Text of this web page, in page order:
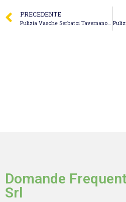
PRECEDENTE
Pulizia Vasche Serbatoi Tavernanova – S.M. Quagliariello Service
Domande
Srl